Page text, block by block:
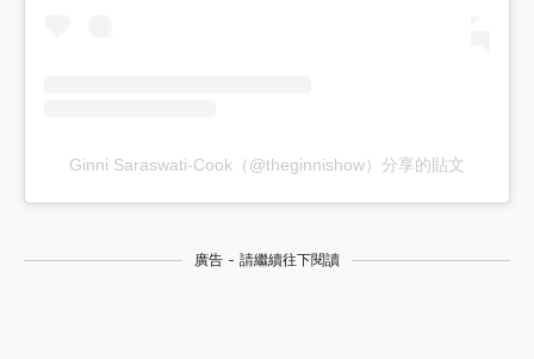
Ginni Saraswati-Cook（@theginnishow）分享的貼文
廣告 - 請繼續往下閱讀